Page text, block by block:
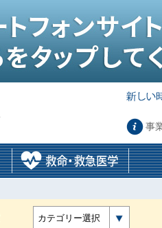
事
カテゴリー選択